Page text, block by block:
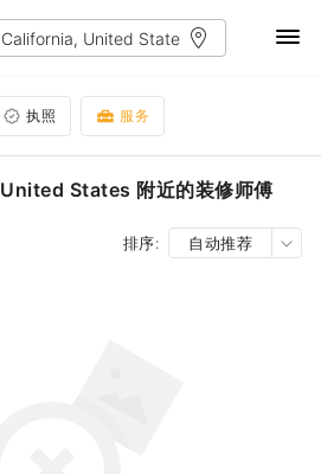
执照 服务
States 附近的装修师傅
排序: 自动推荐